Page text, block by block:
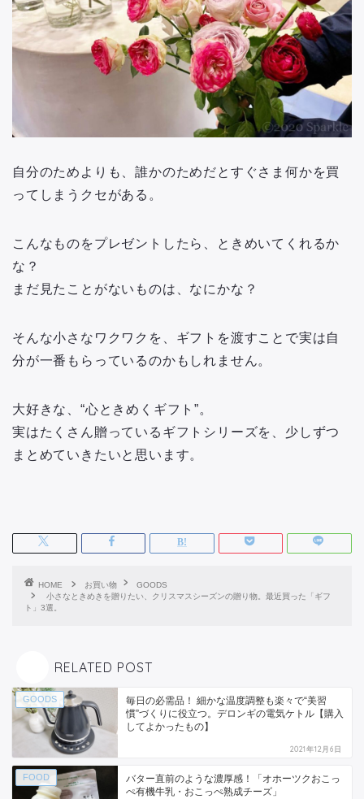
自分のためよりも、誰かのためだとすぐさま何かを買
ってしまうクセがある。
こんなものをプレゼントしたら、ときめいてくれるか
な？
まだ見たことがないものは、なにかな？
そんな小さなワクワクを、ギフトを渡すことで実は自
分が一番もらっているのかもしれません。
大好きな、“心ときめくギフト”。
実はたくさん贈っているギフトシリーズを、少しずつ
まとめていきたいと思います。
HOME お買い物
GOODS
小さなときめきを贈りたい、クリスマスシーズンの贈り物。最近買った「ギフ
ト」3選。
RELATED POST
GOODS
毎日の必需品！ 細かな温度調整も楽々で“美習
慣”づくりに役立つ。デロンギの電気ケトル【購入
してよかったもの】
2021年12月6日
FOOD
バター直前のような濃厚感！「オホーツクおこっ
ぺ有機牛乳・おこっぺ熟成チーズ」